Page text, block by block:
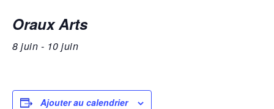
Oraux Arts
8 juin - 10 juin
Ajouter au calendrier